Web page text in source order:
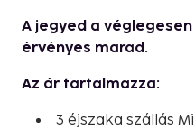
A jegyed a
érvényes marad.
Az ár tartalmazza:
3 éjszaka szállás